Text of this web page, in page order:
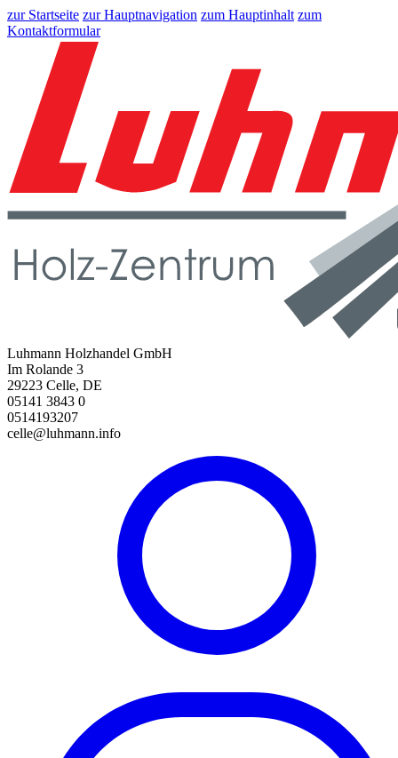
zur Startseite zur Hauptnavigation zum Hauptinhalt zum
Kontaktformular
Luhmann Holzhandel GmbH
Im Rolande 3
29223 Celle, DE
05141 3843 0
0514193207
celle@luhmann.info